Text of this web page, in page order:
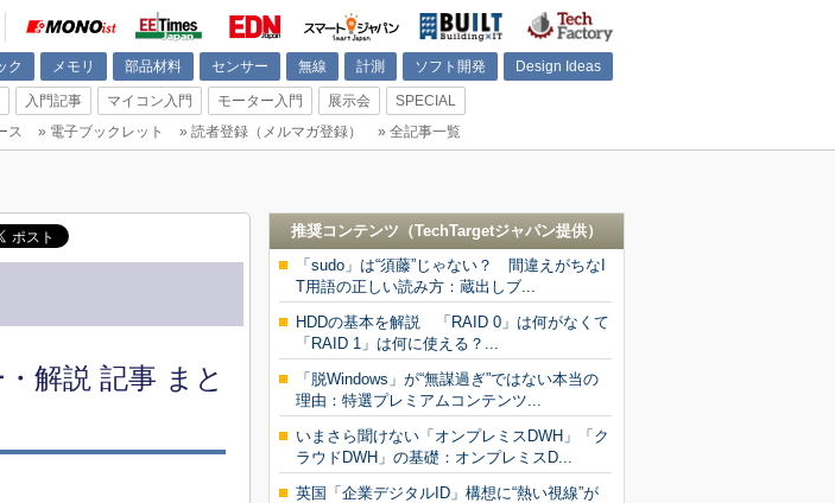
ク メモリ 部品材料 センサー 無線 計測 ソフト開発 Design Ideas
入門記事 マイコン入門 モーター入門 展示会
SPECIAL
ス » 電子ブックレット » 読者登録（メルマガ登録） » 全記事一覧
解説 記事 まと
推奨コンテンツ（TechTargetジャパン提供）
「sudo」は“須藤”じゃない？ 間違えがちなI
T用語の正しい読み方：蔵出しブ...
HDDの基本を解説 「RAID 0」は何がなくて
「RAID 1」は何に使える？...
「脱Windows」が“無謀過ぎ”ではない本当の
理由：特選プレミアムコンテンツ...
いまさら聞けない「オンプレミスDWH」「ク
ラウドDWH」の基礎：オンプレミスD...
英国「企業デジタルID」構想に“熱い視線”が